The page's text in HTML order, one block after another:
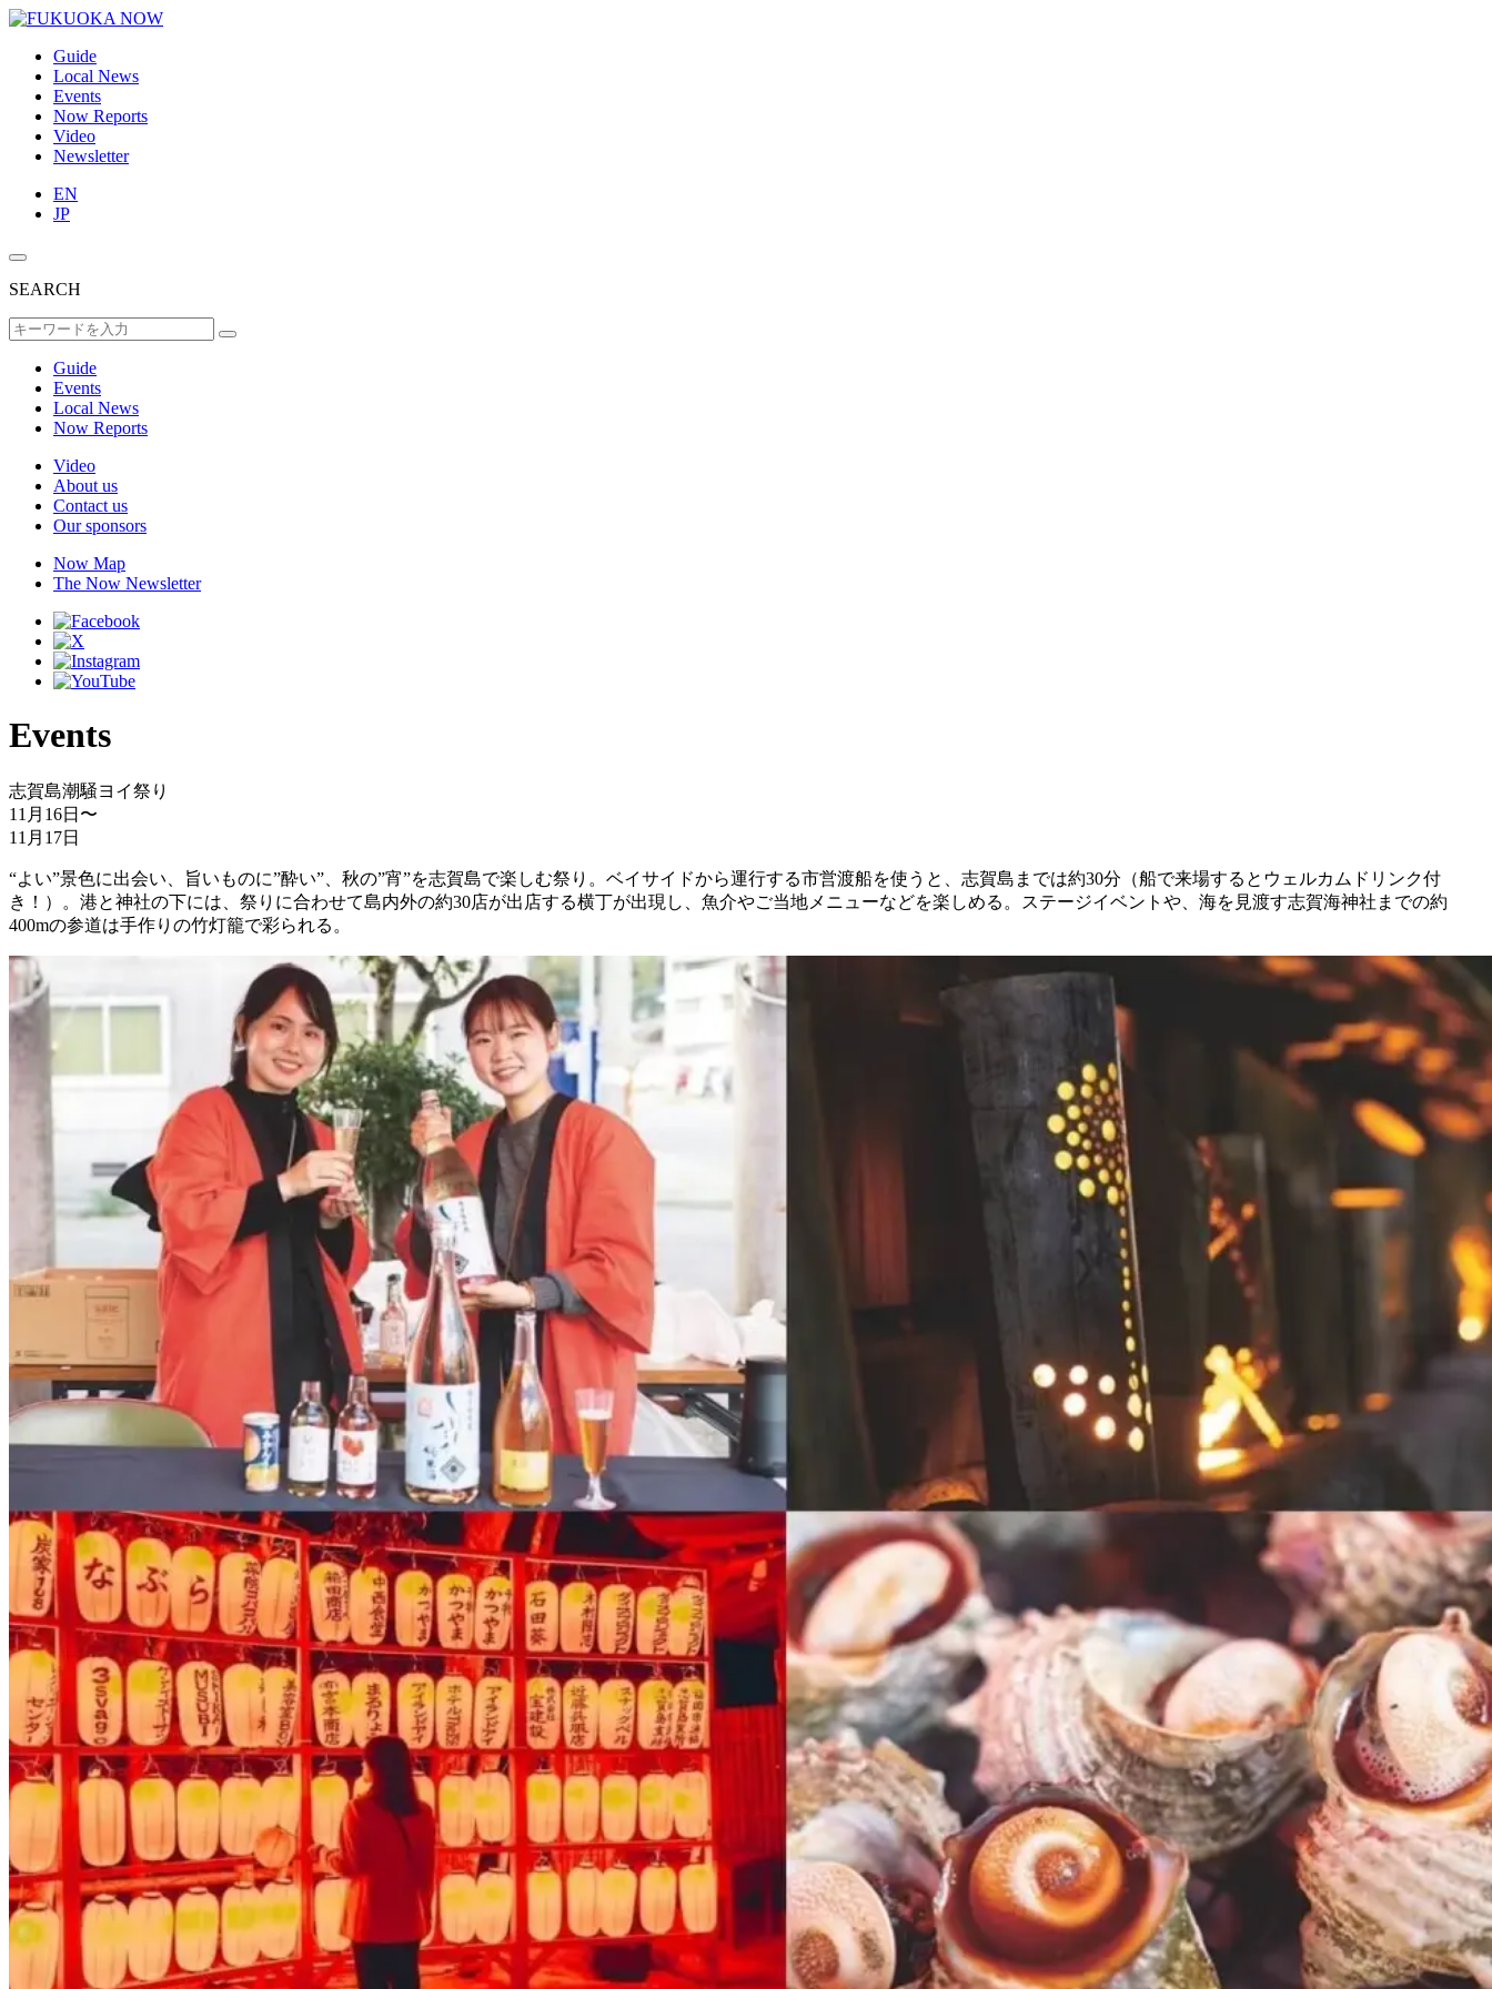
Guide
Local News
Events
Now Reports
Video
Newsletter
EN
JP
SEARCH
Guide
Events
Local News
Now Reports
Video
About us
Contact us
Our sponsors
Now Map
The Now Newsletter
Events
志賀島潮騒ヨイ祭り
11月16日 〜
11月17日
“よい”景色に出会い、旨いものに”酔い”、秋の”宵”を志賀島で楽しむ祭り。ベイサイドから運行する市営渡船を使うと、志賀島までは約30分（船で来場するとウェルカムドリンク付
き！）。港と神社の下には、祭りに合わせて島内外の約30店が出店する横丁が出現し、魚介やご当地メニューなどを楽しめる。ステージイベントや、海を見渡す志賀海神社までの約
400mの参道は手作りの竹灯籠で彩られる。